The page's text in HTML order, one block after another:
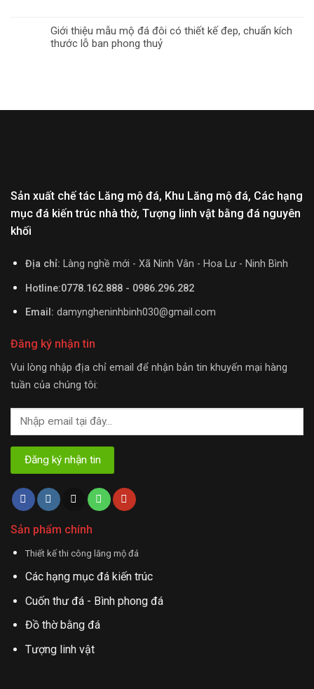
Giới thiệu mẫu mộ đá đôi có thiết kế đep, chuẩn kích
thước lỗ ban phong thuỷ
Sản xuất chế tác Lăng mộ đá, Khu Lăng mộ đá, Các hạng
mục đá kiến trúc nhà thờ, Tượng linh vật bằng đá nguyên
khối
Địa chỉ: Làng nghề mới - Xã Ninh Vân - Hoa Lư - Ninh Bình
Hotline:0778.162.888 - 0986.296.282
Email: damyngheninhbinh030@gmail.com
Đăng ký nhận tin
Vui lòng nhập địa chỉ email để nhận bản tin khuyến mại hàng
tuần của chúng tôi:
Sản phẩm chính
Thiết kế thi công lăng mộ đá
Các hạng mục đá kiến trúc
Cuốn thư đá - Bình phong đá
Đồ thờ bằng đá
Tượng linh vật